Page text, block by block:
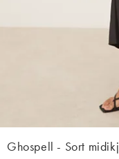
Ghospell - Sort